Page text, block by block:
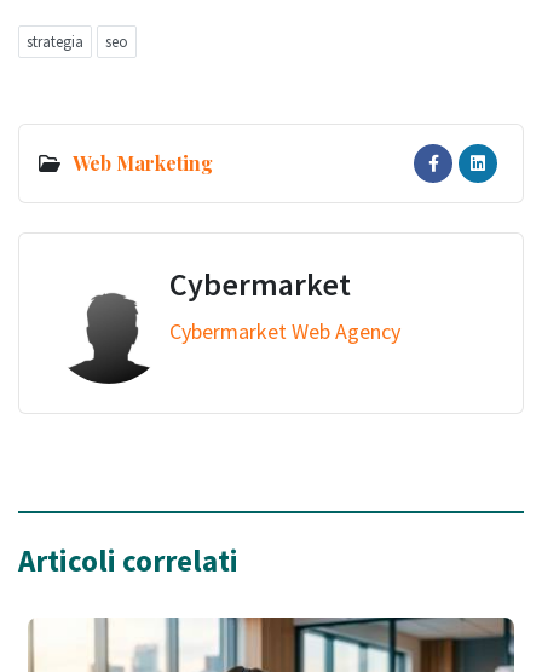
strategia seo
Web Marketing
Cybermarket
Cybermarket Web Agency
Articoli correlati